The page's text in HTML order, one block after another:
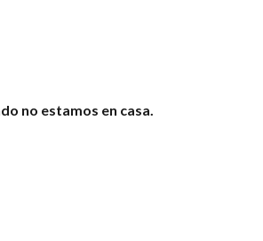
no estamos en casa.